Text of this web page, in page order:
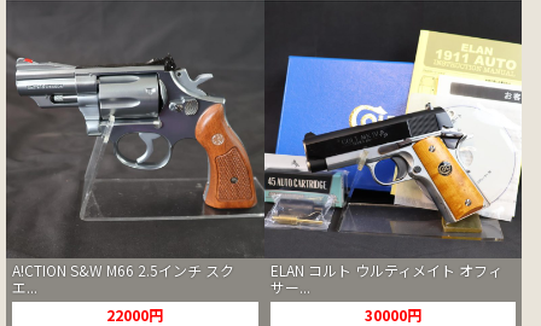
A!CTION S&W M66 2.5インチ スク
エ...
22000円
ELAN コルト ウルティメイト オフィ
サー...
30000円